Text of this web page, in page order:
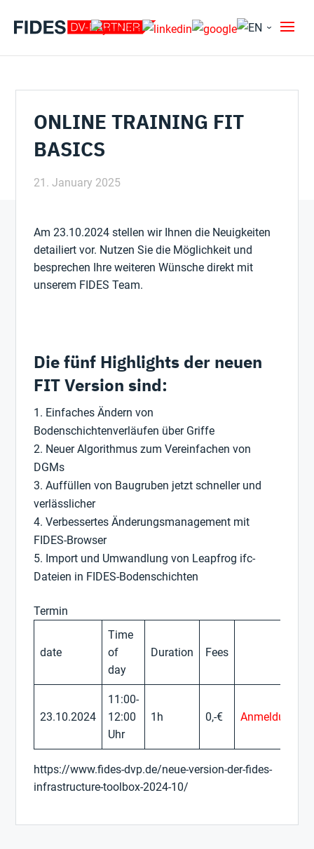
ONLINE TRAINING FIT
BASICS
21. January 2025
Am 23.10.2024 stellen wir Ihnen die Neuigkeiten
detailiert vor. Nutzen Sie die Möglichkeit und
besprechen Ihre weiteren Wünsche direkt mit
unserem FIDES Team.
Die fünf Highlights der neuen
FIT Version sind:
Einfaches Ändern von
Bodenschichtenverläufen über Griffe
Neuer Algorithmus zum Vereinfachen von
DGMs
Auffüllen von Baugruben jetzt schneller und
verlässlicher
Verbessertes Änderungsmanagement mit
FIDES-Browser
Import und Umwandlung von Leapfrog ifc-
Dateien in FIDES-Bodenschichten
Termin
date
Time
of
day
Duration Fees
23.10.2024
11:00-
12:00
Uhr
1h 0,-€ Anmeldung
https://www.fides-dvp.de/neue-version-der-fides-
infrastructure-toolbox-2024-10/